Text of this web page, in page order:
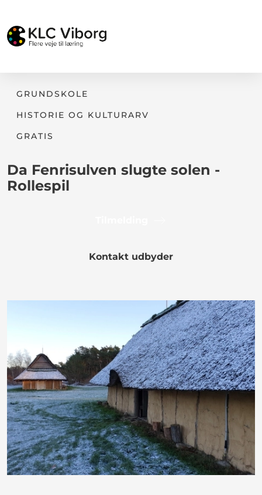
GRUNDSKOLE
HISTORIE OG KULTURARV
GRATIS
Da Fenrisulven slugte solen -
Rollespil
Kontakt udbyder